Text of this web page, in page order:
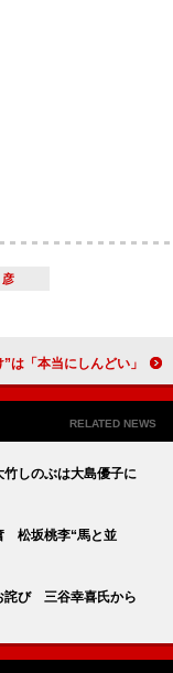
真剣アドバイス 自己ＰＲのための“キャラ付け”は「本当にしんどい」
RELATED NEWS
しのぶは大島優子に
松坂桃李“馬と並
詫び 三谷幸喜氏から